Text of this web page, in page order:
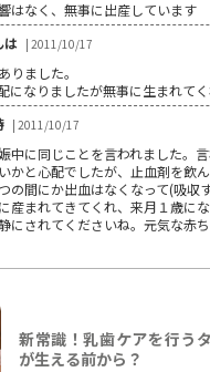
はなく、無事に出産しています
は | 2011/10/17
りました。
になりましたが無事に生まれてく
| 2011/10/17
中に同じことを言われました。
かと心配でしたが、止血剤を飲
の間にか出血はなくなって(吸収
産まれてきてくれ、来月１歳に
にされてくださいね。元気な赤
新常識！乳歯ケアを行う
が生える前から？